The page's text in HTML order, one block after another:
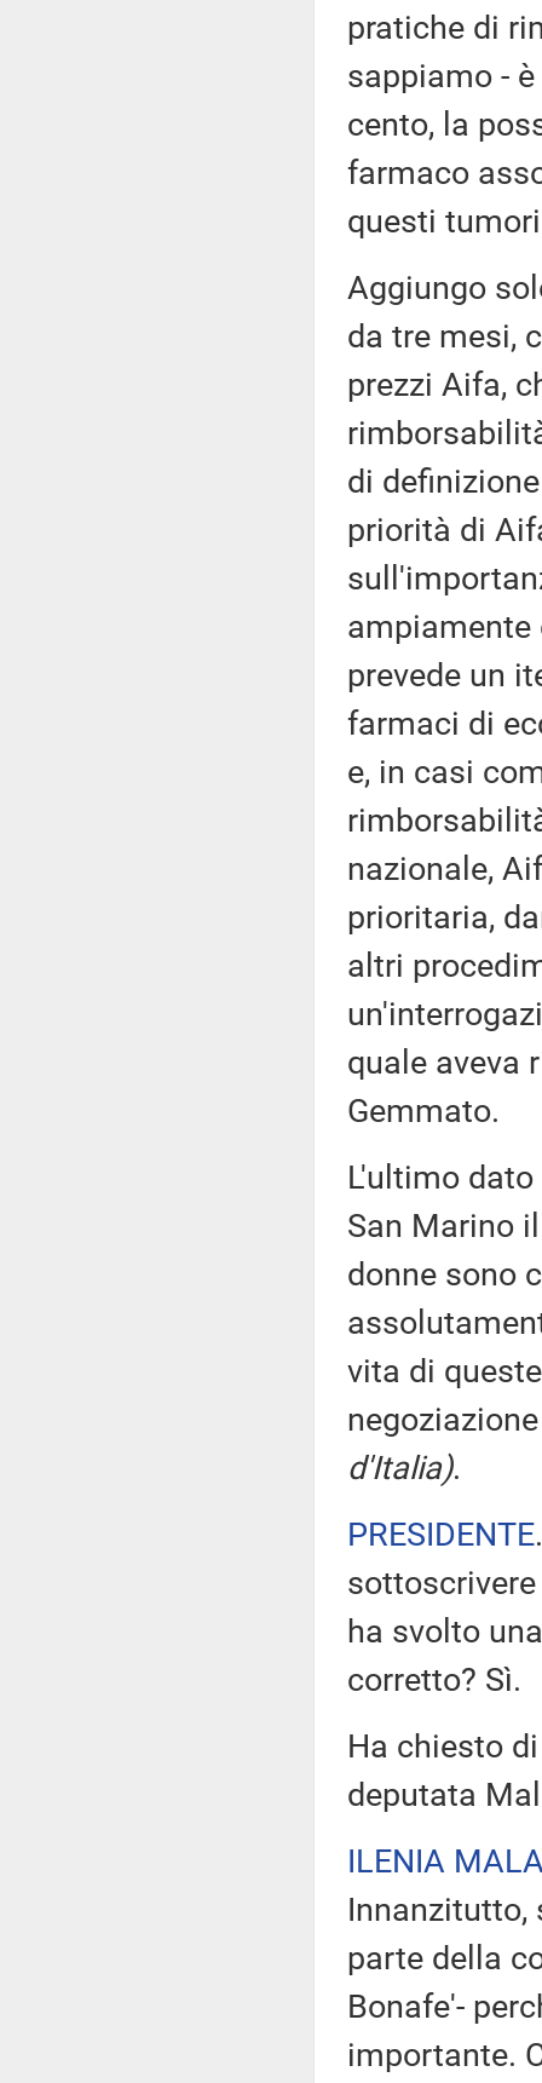
pratiche di
sappiamo -
cento, la
farmaco
questi
Aggiungo
da tre mesi,
prezzi Aifa,
di
priorità di
ampiamente
prevede un
farmaci di
e, in casi
nazionale,
prioritaria,
altri
quale aveva
Gemmato.
L'ultimo
San Marino
donne sono
vita di
d'Italia).
PRESIDENTE
ha svolto
corretto? Sì.
Ha chiesto
deputata
ILENIA
Innanzitutto,
parte della
Bonafe'-
importante.